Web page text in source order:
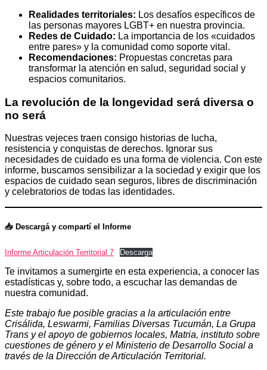
Realidades territoriales: Los desafíos específicos de
las personas mayores LGBT+ en nuestra provincia.
Redes de Cuidado: La importancia de los «cuidados
entre pares» y la comunidad como soporte vital.
Recomendaciones: Propuestas concretas para
transformar la atención en salud, seguridad social y
espacios comunitarios.
La revolución de la longevidad será diversa o
no será
Nuestras vejeces traen consigo historias de lucha,
resistencia y conquistas de derechos. Ignorar sus
necesidades de cuidado es una forma de violencia. Con este
informe, buscamos sensibilizar a la sociedad y exigir que los
espacios de cuidado sean seguros, libres de discriminación
y celebratorios de todas las identidades.
📥 Descargá y compartí el Informe
Informe Articulación Territorial 7 Descarga
Te invitamos a sumergirte en esta experiencia, a conocer las
estadísticas y, sobre todo, a escuchar las demandas de
nuestra comunidad.
Este trabajo fue posible gracias a la articulación entre
Crisálida, Leswarmi, Familias Diversas Tucumán, La Grupa
Trans y el apoyo de gobiernos locales, Matria, instituto sobre
cuestiones de género y el Ministerio de Desarrollo Social a
través de la Dirección de Articulación Territorial.